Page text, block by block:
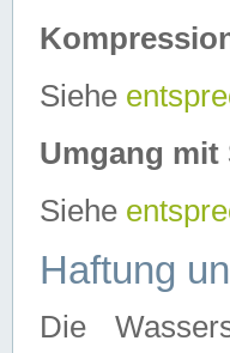
Siehe
Umgang mit
Siehe
Haftung
Die